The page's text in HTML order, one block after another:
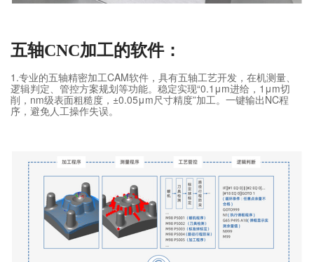
五轴CNC加工的软件：
1.专业的五轴精密加工CAM软件，具有五轴工艺开发，在机测量、
逻辑判定、管控方案规划等功能。稳定实现“0.1μm进给，1μm切
削，nm级表面粗糙度，±0.05μm尺寸精度”加工。一键输出NC程
序，避免人工操作失误。